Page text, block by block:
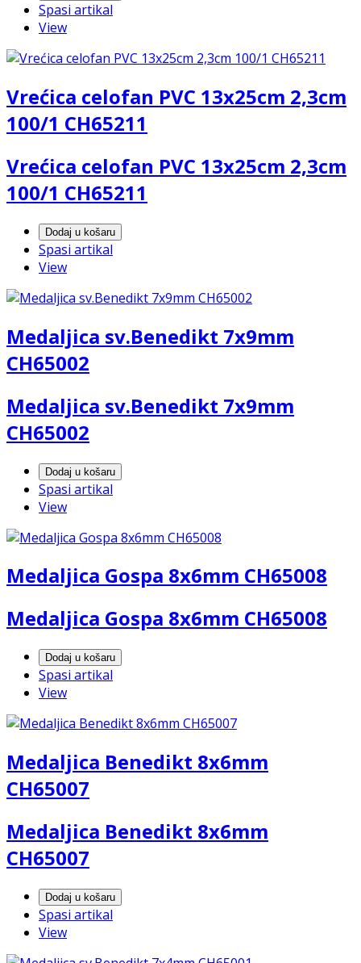
Spasi artikal
View
Vrećica celofan PVC 13x25cm 2,3cm
100/1 CH65211
Vrećica celofan PVC 13x25cm 2,3cm
100/1 CH65211
Dodaj u košaru
Spasi artikal
View
Medaljica sv.Benedikt 7x9mm
CH65002
Medaljica sv.Benedikt 7x9mm
CH65002
Dodaj u košaru
Spasi artikal
View
Medaljica Gospa 8x6mm CH65008
Medaljica Gospa 8x6mm CH65008
Dodaj u košaru
Spasi artikal
View
Medaljica Benedikt 8x6mm
CH65007
Medaljica Benedikt 8x6mm
CH65007
Dodaj u košaru
Spasi artikal
View